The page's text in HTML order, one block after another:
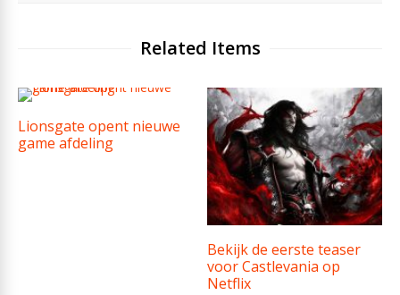
Related Items
Lionsgate opent nieuwe
game afdeling
Bekijk de eerste teaser
voor Castlevania op
Netflix